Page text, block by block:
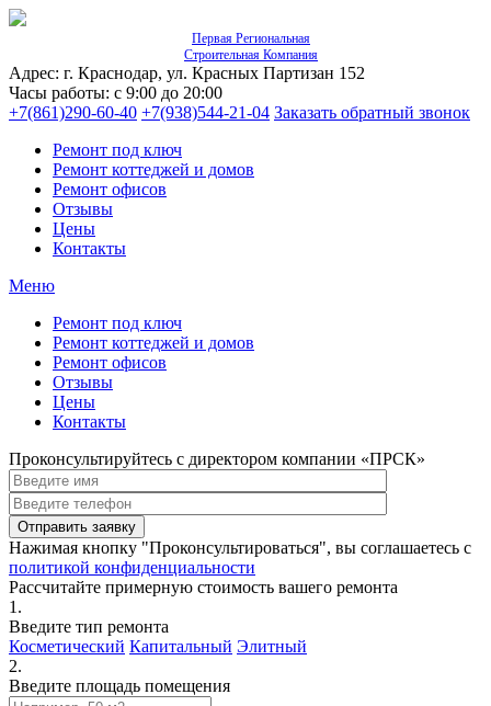
Первая Региональная
Строительная Компания
Адрес: г. Краснодар, ул. Красных Партизан 152
Часы работы: с 9:00 до 20:00
+7(861)290-60-40 +7(938)544-21-04 Заказать обратный звонок
Ремонт под ключ
Ремонт коттеджей и домов
Ремонт офисов
Отзывы
Цены
Контакты
Меню
Ремонт под ключ
Ремонт коттеджей и домов
Ремонт офисов
Отзывы
Цены
Контакты
Проконсультируйтесь с директором компании «ПРСК»
Нажимая кнопку "Проконсультироваться", вы соглашаетесь с
политикой конфиденциальности
Рассчитайте примерную стоимость вашего ремонта
1.
Введите тип ремонта
Косметический Капитальный Элитный
2.
Введите площадь помещения